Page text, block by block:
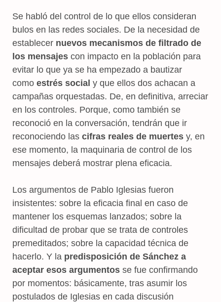
Se habló del control de lo que ellos consideran
bulos en las redes sociales. De la necesidad de
establecer nuevos mecanismos de filtrado de
los mensajes con impacto en la población para
evitar lo que ya se ha empezado a bautizar
como estrés social y que ellos dos achacan a
campañas orquestadas. De, en definitiva, arreciar
en los controles. Porque, como también se
reconoció en la conversación, tendrán que ir
reconociendo las cifras reales de muertes y, en
ese momento, la maquinaria de control de los
mensajes deberá mostrar plena eficacia.
Los argumentos de Pablo Iglesias fueron
insistentes: sobre la eficacia final en caso de
mantener los esquemas lanzados; sobre la
dificultad de probar que se trata de controles
premeditados; sobre la capacidad técnica de
hacerlo. Y la predisposición de Sánchez a
aceptar esos argumentos se fue confirmando
por momentos: básicamente, tras asumir los
postulados de Iglesias en cada discusión